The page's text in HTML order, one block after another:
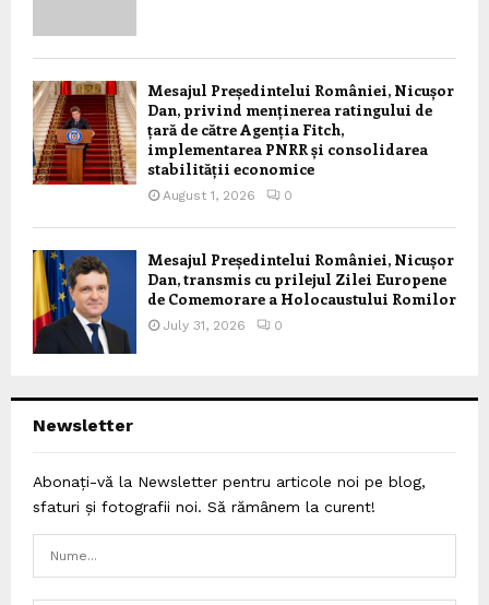
Mesajul Președintelui României, Nicușor
Dan, privind menținerea ratingului de
țară de către Agenția Fitch,
implementarea PNRR și consolidarea
stabilității economice
August 1, 2026 0
Mesajul Președintelui României, Nicușor
Dan, transmis cu prilejul Zilei Europene
de Comemorare a Holocaustului Romilor
July 31, 2026 0
Newsletter
Abonați-vă la Newsletter pentru articole noi pe blog,
sfaturi și fotografii noi. Să rămânem la curent!